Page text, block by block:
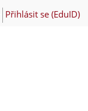
Přihlásit se (EduID)